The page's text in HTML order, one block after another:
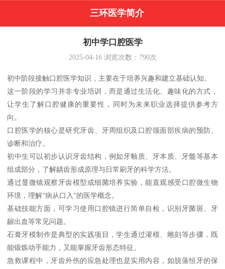
三环医学简介
初中学口腔医学
2025-04-16浏览次数： 790次
初中阶段接触口腔医学知识，主要在于培养兴趣和建立基础认知。
这一阶段的学习并非专业培训，而是通过生活化、趣味化的方式，
让学生了解口腔健康的重要性，同时为未来职业选择提供参考方
向。
口腔医学的核心是研究牙齿、牙周组织及口腔颌面部疾病的预防、
诊断和治疗。
初中生可以初步认识牙齿结构，例如牙釉质、牙本质、牙髓等基本
组成部分，了解龋齿形成原理与日常刷牙的科学方法。
通过显微镜观察牙齿模型或细菌培养实验，能直观感受口腔微生物
环境，理解“病从口入”的医学概念。
基础技能方面，可学习使用口腔镜进行简单自检，识别牙菌斑、牙
龈出血等常见问题。
石膏牙模制作是典型的实践项目，学生通过灌模、雕刻等步骤，既
能锻炼动手能力，又能掌握牙齿形态特征。
急救课程中，牙齿外伤的应急处理也是实用内容，如脱落恒牙的保